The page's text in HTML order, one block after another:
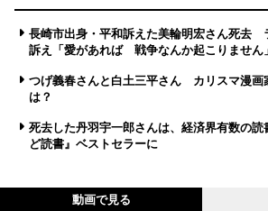
長崎市出身・平和訴えた美輪明宏さん死去
訴え「愛があれば 戦争なんか起こりません」
つげ義春さんと白土三平さん カリスマ漫画
は？
死去した丹羽宇一郎さんは、経済界有数の
ど読書』ベストセラーに
動画で見る